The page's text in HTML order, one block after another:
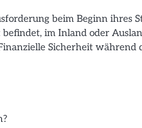
beim Beginn ihres
im Inland oder
Sicherheit während